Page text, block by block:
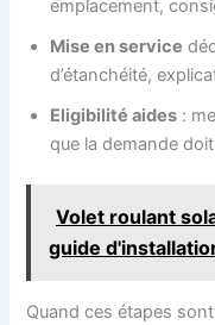
emplacement,
Mise en service
d’étanchéité,
Eligibilité aides :
que la demande
Volet roulant
guide
Quand ces étapes